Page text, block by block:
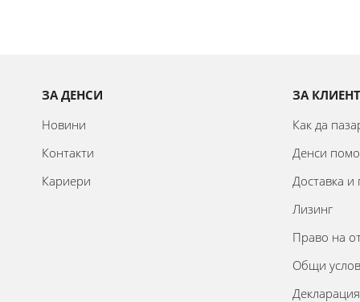
ЗА ДЕНСИ
Новини
Контакти
Кариери
ЗА
Как да
Денси
Доставка
Лизинг
Право на
Общи